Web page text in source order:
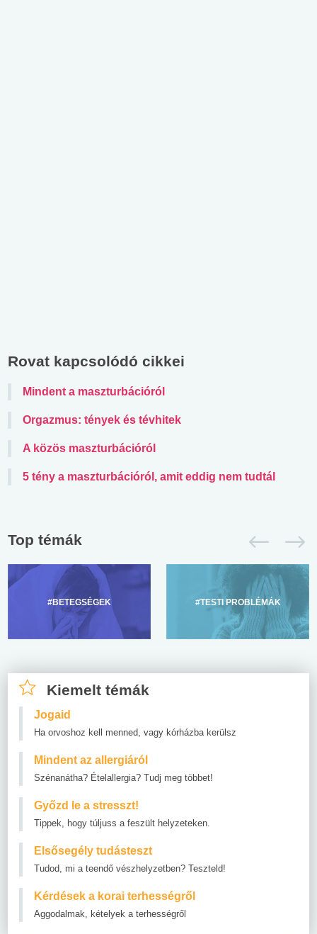
Rovat kapcsolódó cikkei
Mindent a maszturbációról
Orgazmus: tények és tévhitek
A közös maszturbációról
5 tény a maszturbációról, amit eddig nem tudtál
Top témák
#BETEGSÉGEK #TESTI PROBLÉMÁK
Kiemelt témák
Jogaid
Ha orvoshoz kell menned, vagy kórházba kerülsz
Mindent az allergiáról
Szénanátha? Ételallergia? Tudj meg többet!
Győzd le a stresszt!
Tippek, hogy túljuss a feszült helyzeteken.
Elsősegély tudásteszt
Tudod, mi a teendő vészhelyzetben? Teszteld!
Kérdések a korai terhességről
Aggodalmak, kételyek a terhességről